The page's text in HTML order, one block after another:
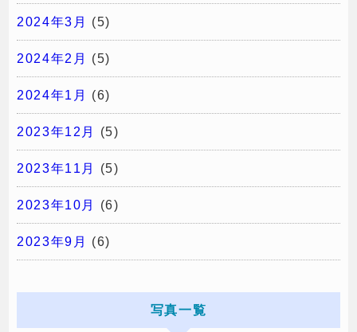
2024年3月 (5)
2024年2月 (5)
2024年1月 (6)
2023年12月 (5)
2023年11月 (5)
2023年10月 (6)
2023年9月 (6)
写真一覧